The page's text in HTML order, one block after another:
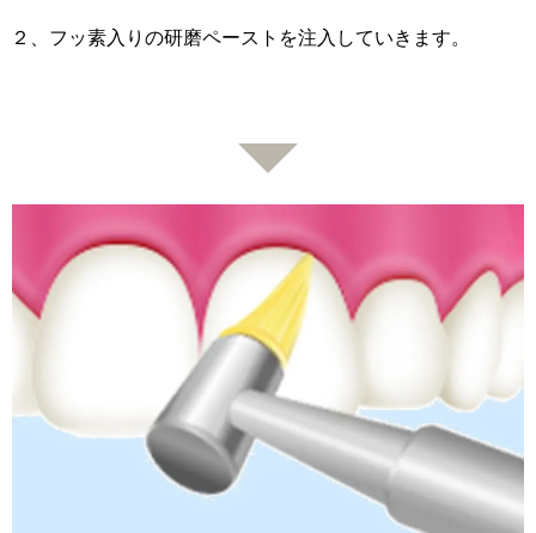
２、フッ素入りの研磨ペーストを注入していきます。